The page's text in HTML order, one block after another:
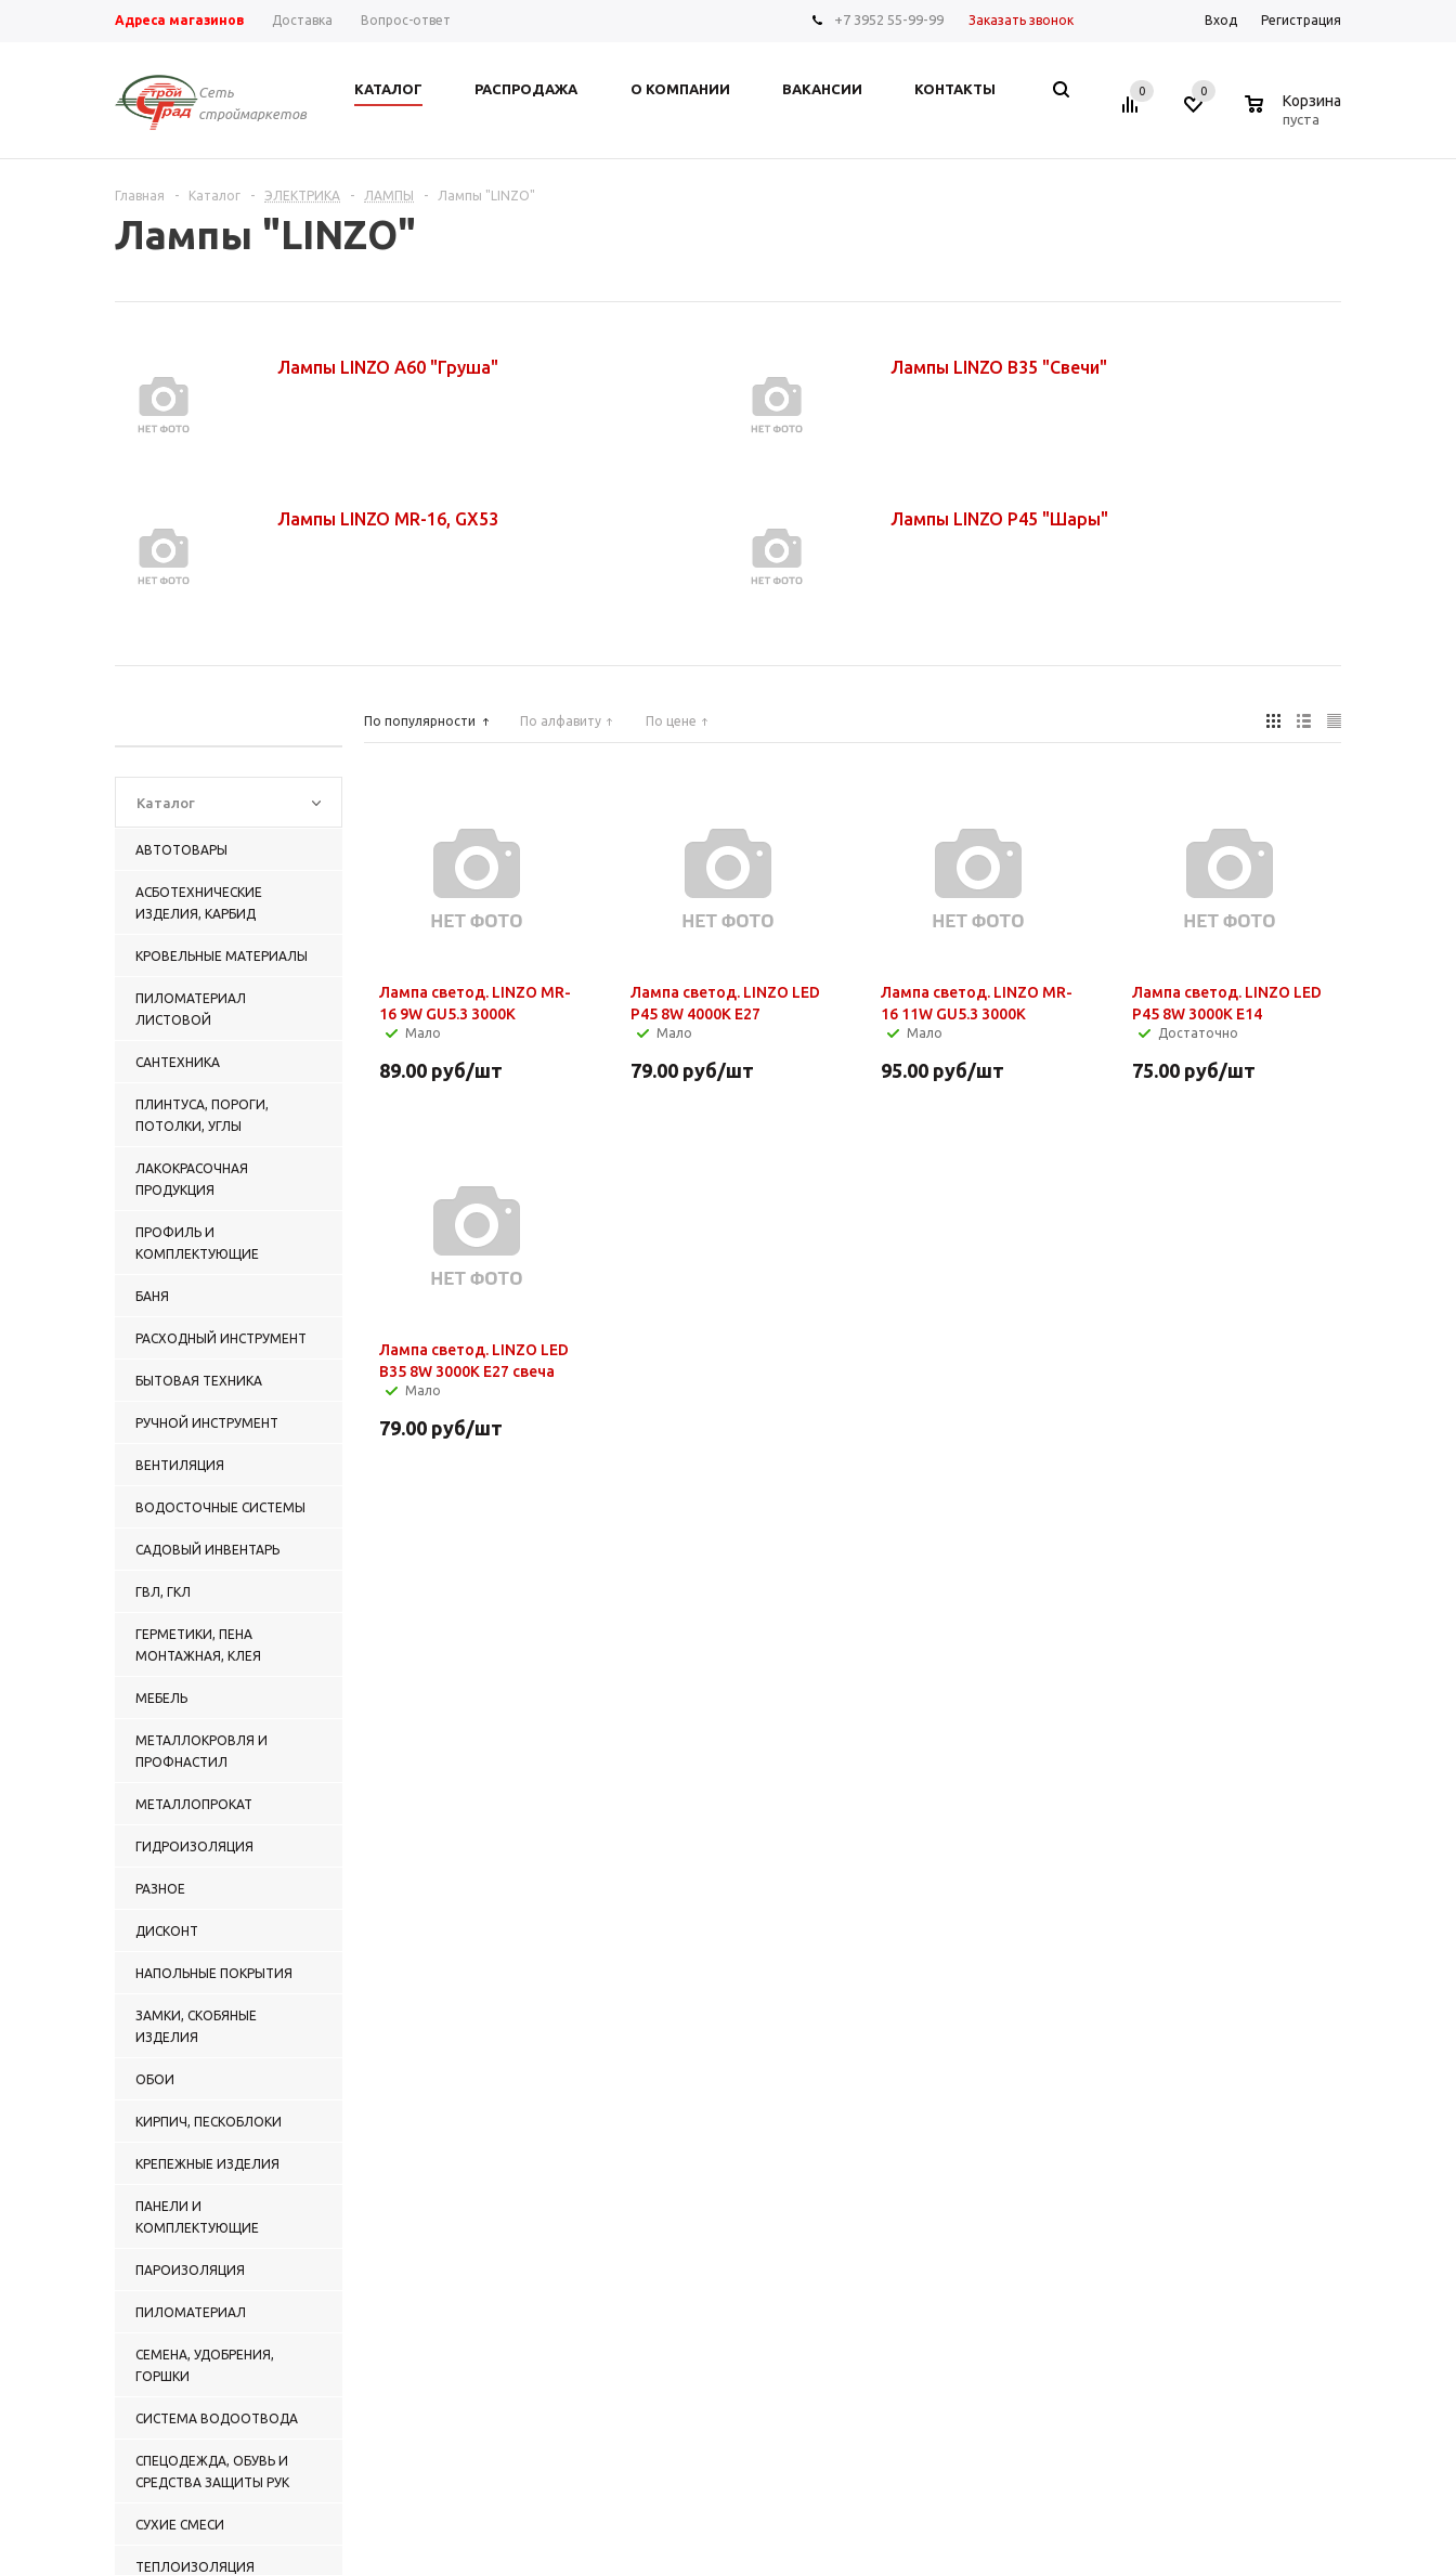
Адреса магазинов Доставка Вопрос-ответ +7 3952 55-99-99 Заказать звонок Вход Регистрация
Сеть
строймаркетов
КАТАЛОГ РАСПРОДАЖА О КОМПАНИИ ВАКАНСИИ КОНТАКТЫ 0 0
Корзина
пуста
Главная - Каталог - ЭЛЕКТРИКА - ЛАМПЫ - Лампы "LINZO"
Лампы "LINZO"
Лампы LINZO A60 "Груша" Лампы LINZO B35 "Свечи"
Лампы LINZO MR-16, GX53 Лампы LINZO P45 "Шары"
Каталог
АВТОТОВАРЫ
АСБОТЕХНИЧЕСКИЕ
ИЗДЕЛИЯ, КАРБИД
КРОВЕЛЬНЫЕ МАТЕРИАЛЫ
ПИЛОМАТЕРИАЛ
ЛИСТОВОЙ
САНТЕХНИКА
ПЛИНТУСА, ПОРОГИ,
ПОТОЛКИ, УГЛЫ
ЛАКОКРАСОЧНАЯ
ПРОДУКЦИЯ
ПРОФИЛЬ И
КОМПЛЕКТУЮЩИЕ
БАНЯ
РАСХОДНЫЙ ИНСТРУМЕНТ
БЫТОВАЯ ТЕХНИКА
РУЧНОЙ ИНСТРУМЕНТ
ВЕНТИЛЯЦИЯ
ВОДОСТОЧНЫЕ СИСТЕМЫ
САДОВЫЙ ИНВЕНТАРЬ
ГВЛ, ГКЛ
ГЕРМЕТИКИ, ПЕНА
МОНТАЖНАЯ, КЛЕЯ
МЕБЕЛЬ
МЕТАЛЛОКРОВЛЯ И
ПРОФНАСТИЛ
МЕТАЛЛОПРОКАТ
ГИДРОИЗОЛЯЦИЯ
РАЗНОЕ
ДИСКОНТ
НАПОЛЬНЫЕ ПОКРЫТИЯ
ЗАМКИ, СКОБЯНЫЕ
ИЗДЕЛИЯ
ОБОИ
КИРПИЧ, ПЕСКОБЛОКИ
КРЕПЕЖНЫЕ ИЗДЕЛИЯ
ПАНЕЛИ И
КОМПЛЕКТУЮЩИЕ
ПАРОИЗОЛЯЦИЯ
ПИЛОМАТЕРИАЛ
СЕМЕНА, УДОБРЕНИЯ,
ГОРШКИ
СИСТЕМА ВОДООТВОДА
СПЕЦОДЕЖДА, ОБУВЬ И
СРЕДСТВА ЗАЩИТЫ РУК
СУХИЕ СМЕСИ
ТЕПЛОИЗОЛЯЦИЯ
По популярности По алфавиту По цене
Лампа светод. LINZO MR-
16 9W GU5.3 3000K
Мало
89.00 руб/шт
Лампа светод. LINZO LED
P45 8W 4000K E27
Мало
79.00руб/шт
Лампа светод. LINZO MR-
16 11W GU5.3 3000K
Мало
95.00 руб/шт
Лампа светод. LINZO LED
P45 8W 3000K E14
Достаточно
75.00руб/шт
Лампа светод. LINZO LED
B35 8W 3000K E27 свеча
Мало
79.00 руб/шт